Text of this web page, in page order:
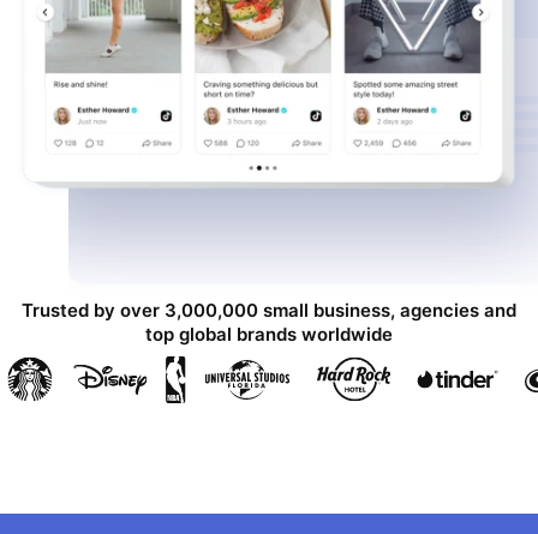
Trusted by over 3,000,000 small business, agencies and
top global brands worldwide